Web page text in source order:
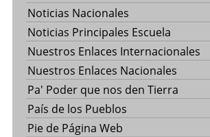
Noticias Nacionales
Noticias Principales Escuela
Nuestros Enlaces Internacionales
Nuestros Enlaces Nacionales
Pa' Poder que nos den Tierra
País de los Pueblos
Pie de Página Web